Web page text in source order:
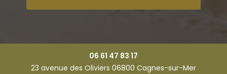
06 61 47 83 17
23 avenue des Oliviers 06800 Cagnes-sur-Mer